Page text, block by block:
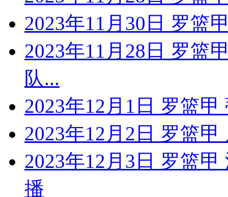
2023年11月30日 罗篮
2023年11月28日 罗篮
队...
2023年12月1日 罗篮
2023年12月2日 罗篮
2023年12月3日 罗篮
播